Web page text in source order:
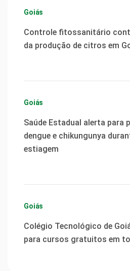
Goiás
Controle fitossanitário
da produção de citros em
Goiás
Saúde Estadual alerta para
dengue e chikungunya
estiagem
Goiás
Colégio Tecnológico de
para cursos gratuitos em